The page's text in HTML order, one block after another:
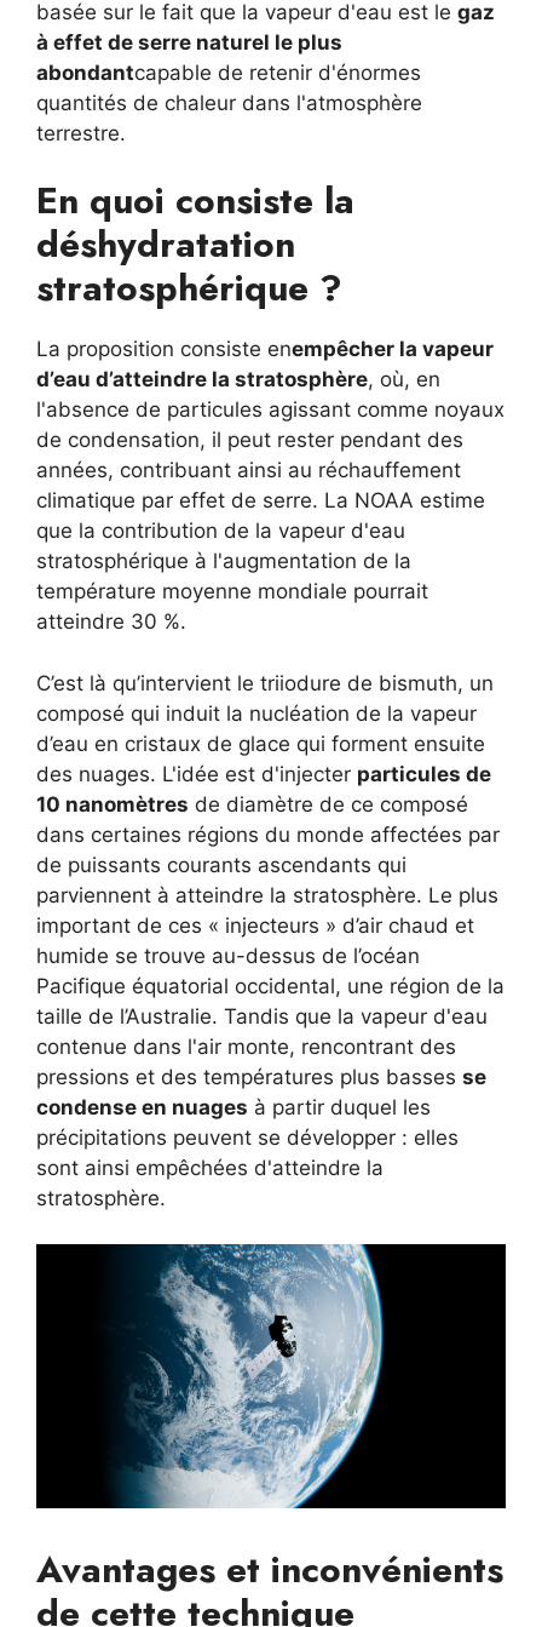
basée sur le fait que la vapeur d'eau est le gaz
à effet de serre naturel le plus
abondantcapable de retenir d'énormes
quantités de chaleur dans l'atmosphère
terrestre.
En quoi consiste la
déshydratation
stratosphérique ?
La proposition consiste enempêcher la vapeur
d’eau d’atteindre la stratosphère, où, en
l'absence de particules agissant comme noyaux
de condensation, il peut rester pendant des
années, contribuant ainsi au réchauffement
climatique par effet de serre. La NOAA estime
que la contribution de la vapeur d'eau
stratosphérique à l'augmentation de la
température moyenne mondiale pourrait
atteindre 30 %.
C’est là qu’intervient le triiodure de bismuth, un
composé qui induit la nucléation de la vapeur
d’eau en cristaux de glace qui forment ensuite
des nuages. L'idée est d'injecter particules de
10 nanomètres de diamètre de ce composé
dans certaines régions du monde affectées par
de puissants courants ascendants qui
parviennent à atteindre la stratosphère. Le plus
important de ces « injecteurs » d’air chaud et
humide se trouve au-dessus de l’océan
Pacifique équatorial occidental, une région de la
taille de l’Australie. Tandis que la vapeur d'eau
contenue dans l'air monte, rencontrant des
pressions et des températures plus basses se
condense en nuages à partir duquel les
précipitations peuvent se développer : elles
sont ainsi empêchées d'atteindre la
stratosphère.
Avantages et inconvénients
de cette technique